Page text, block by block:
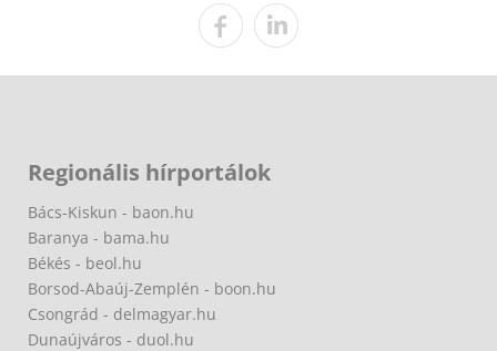
Regionális hírportálok
Bács-Kiskun - baon.hu
Baranya - bama.hu
Békés - beol.hu
Borsod-Abaúj-Zemplén - boon.hu
Csongrád - delmagyar.hu
Dunaújváros - duol.hu